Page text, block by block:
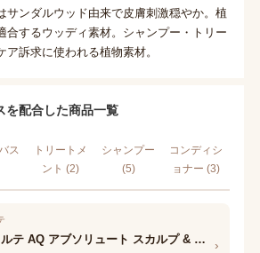
サンダルウッド由来で皮膚刺激穏やか。植
合するウッディ素材。シャンプー・トリー
ア訴求に使われる植物素材。
を配合した商品一覧
ス
トリートメ
ント (2)
シャンプー
(5)
コンディシ
ョナー (3)
コスメデコルテ AQ アブソリュート スカルプ & ヘア ショット ›